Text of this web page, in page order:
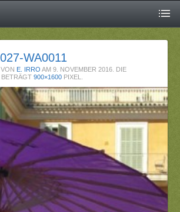
WA0011
E. IRRO AM 9. NOVEMBER 2016 . DIE
900×1600 PIXEL.